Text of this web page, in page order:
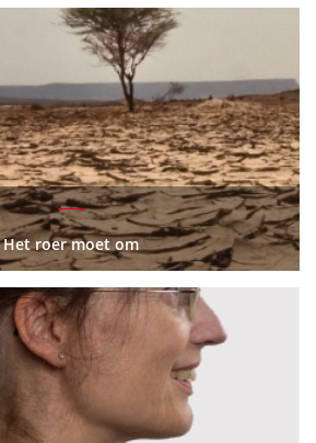
Het roer moet om